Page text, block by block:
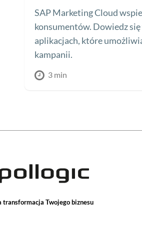
SAP Marketing Cloud
konsumentów. Dowiedz
aplikacjach, które
kampanii.
3 min
transformacja Twojego biznesu